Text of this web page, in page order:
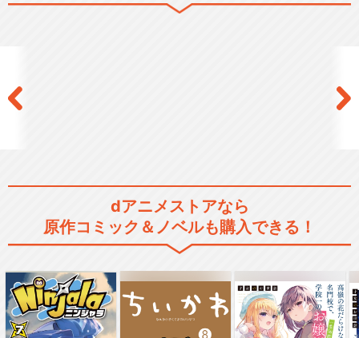
dアニメストアなら
原作コミック＆ノベルも購入できる！